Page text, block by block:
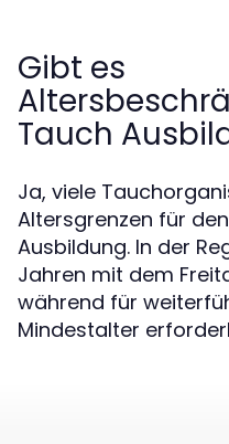
Gibt es
Tauch
Ja, viele
Altersgrenzen für
Ausbildung. In der
Jahren mit dem
während für
Mindestalter